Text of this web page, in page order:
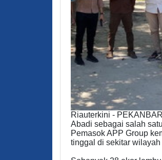
Riauterkini -
Abadi sebagai salah
Pemasok APP Group
tinggal di sekitar